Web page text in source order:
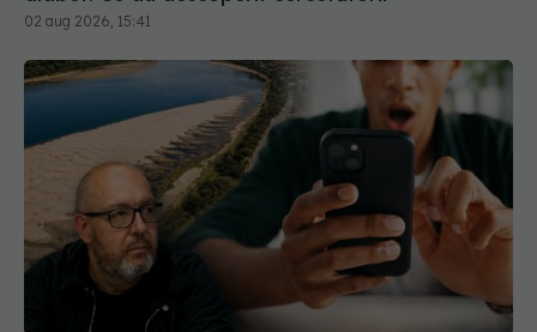
02 aug 2026, 15:41